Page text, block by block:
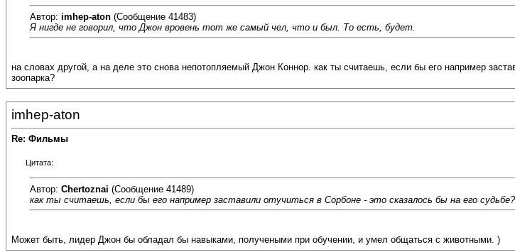
Автор: imhep-aton (Сообщение 41483)
Я нигде не говорил, что Джон вровень тот же самый чел, что и был. То есть, будет.
на словах другой, а на деле это снова непотопляемый Джон Коннор. как ты считаешь, если бы его например
зоопарка?
imhep-aton
Re: Фильмы
Цитата:
Автор: Chertoznai (Сообщение 41489)
как ты считаешь, если бы его например заставили отучиться в Сорбоне - это сказалось бы на его
Может быть, лидер Джон бы обладал бы навыками, получеными при обучении, и умел общаться с животными. )